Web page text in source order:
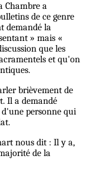
Chambre a
de ce genre
demandé la
» mais «
que les
et qu'on
brièvement de
Il a demandé
personne qui
nous dit : Il y a,
de la